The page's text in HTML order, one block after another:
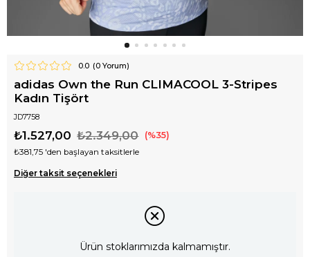
0.0 (0Yorum)
adidas Own the Run CLIMACOOL 3-Stripes
Kadın Tişört
JD7758
₺2.349,00
₺1.527,00 35
₺381,75 'den başlayan taksitlerle
Diğer taksit seçenekleri
Ürün stoklarımızda kalmamıştır.